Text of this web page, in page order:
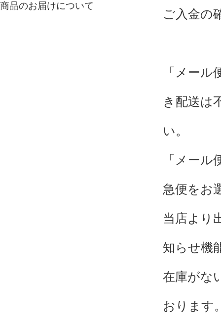
商品のお届けについて
ご入金の
「メー
き配送は
い。
「メー
急便をお
当店より
知らせ機
在庫がな
おります